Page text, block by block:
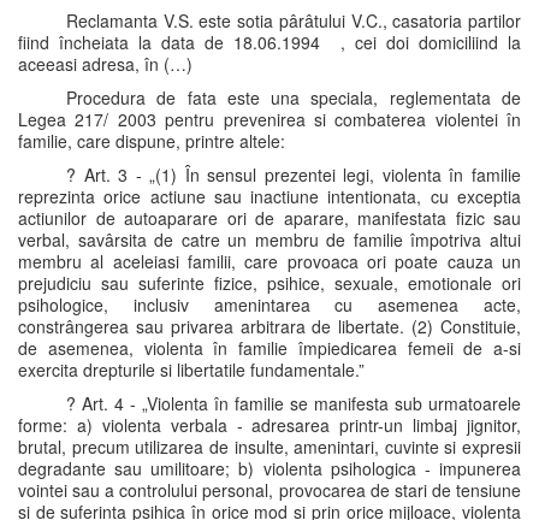
Reclamanta V.S. este sotia pârâtului V.C., casatoria partilor
fiind încheiata la data de 18.06.1994 , cei doi domiciliind la
aceeasi adresa, în (…)
Procedura de fata este una speciala, reglementata de
Legea 217/ 2003 pentru prevenirea si combaterea violentei în
familie, care dispune, printre altele:
? Art. 3 - „(1) În sensul prezentei legi, violenta în familie
reprezinta orice actiune sau inactiune intentionata, cu exceptia
actiunilor de autoaparare ori de aparare, manifestata fizic sau
verbal, savârsita de catre un membru de familie împotriva altui
membru al aceleiasi familii, care provoaca ori poate cauza un
prejudiciu sau suferinte fizice, psihice, sexuale, emotionale ori
psihologice, inclusiv amenintarea cu asemenea acte,
constrângerea sau privarea arbitrara de libertate. (2) Constituie,
de asemenea, violenta în familie împiedicarea femeii de a-si
exercita drepturile si libertatile fundamentale.”
? Art. 4 - „Violenta în familie se manifesta sub urmatoarele
forme: a) violenta verbala - adresarea printr-un limbaj jignitor,
brutal, precum utilizarea de insulte, amenintari, cuvinte si expresii
degradante sau umilitoare; b) violenta psihologica - impunerea
vointei sau a controlului personal, provocarea de stari de tensiune
si de suferinta psihica în orice mod si prin orice mijloace, violenta